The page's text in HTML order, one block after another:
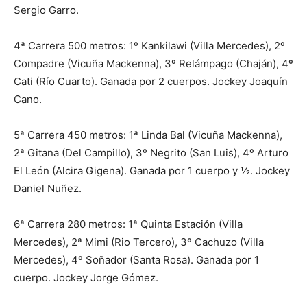
Sergio Garro.
4ª Carrera 500 metros: 1º Kankilawi (Villa Mercedes), 2º
Compadre (Vicuña Mackenna), 3º Relámpago (Chaján), 4º
Cati (Río Cuarto). Ganada por 2 cuerpos. Jockey Joaquín
Cano.
5ª Carrera 450 metros: 1ª Linda Bal (Vicuña Mackenna),
2ª Gitana (Del Campillo), 3º Negrito (San Luis), 4º Arturo
El León (Alcira Gigena). Ganada por 1 cuerpo y ½. Jockey
Daniel Nuñez.
6ª Carrera 280 metros: 1ª Quinta Estación (Villa
Mercedes), 2ª Mimi (Rio Tercero), 3º Cachuzo (Villa
Mercedes), 4º Soñador (Santa Rosa). Ganada por 1
cuerpo. Jockey Jorge Gómez.